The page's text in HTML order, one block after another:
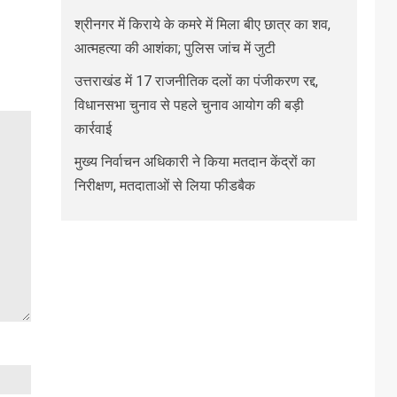
श्रीनगर में किराये के कमरे में मिला बीए छात्र का शव,
आत्महत्या की आशंका; पुलिस जांच में जुटी
उत्तराखंड में 17 राजनीतिक दलों का पंजीकरण रद्द,
विधानसभा चुनाव से पहले चुनाव आयोग की बड़ी
कार्रवाई
मुख्य निर्वाचन अधिकारी ने किया मतदान केंद्रों का
निरीक्षण, मतदाताओं से लिया फीडबैक